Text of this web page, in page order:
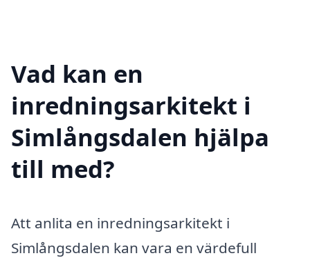
Vad kan en
inredningsarkitekt i
Simlångsdalen hjälpa
till med?
Att anlita en inredningsarkitekt i
Simlångsdalen kan vara en värdefull